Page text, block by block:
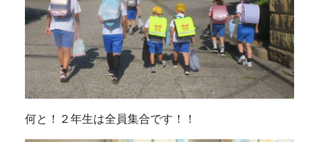
何と！２年生は全員集合です！！